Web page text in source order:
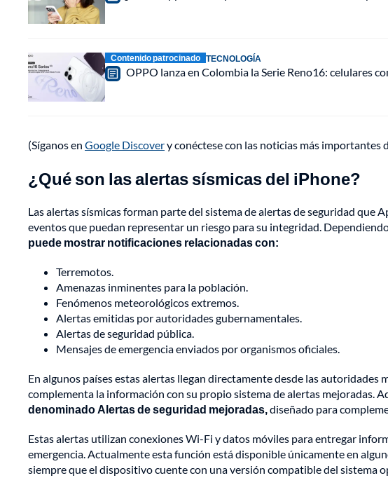
Contenido patrocinado TECNOLOGÍA
OPPO lanza en Colombia la Serie Reno16: celulares
(Síganos en Google Discovery conéctese con las noticias más importantes
¿Qué son las alertas sísmicas del iPhone?
Las alertas sísmicas forman parte del sistema de alertas de seguridad que
eventos que puedan representar un riesgo para su integridad.
puede mostrar notificaciones relacionadas con:
Terremotos.
Amenazas inminentes para la población.
Fenómenos meteorológicos extremos.
Alertas emitidas por autoridades gubernamentales.
Alertas de seguridad pública.
Mensajes de emergencia enviados por organismos oficiales.
En algunos países estas alertas llegan directamente desde las
complementa la información con su propio sistema de alertas mejoradas.
denominado Alertas de seguridad mejoradas,diseñado para
Estas alertas utilizan conexiones Wi-Fi y datos móviles para entregar
emergencia. Actualmente esta función está disponible únicamente en
siempre que el dispositivo cuente con una versión compatible del sistema